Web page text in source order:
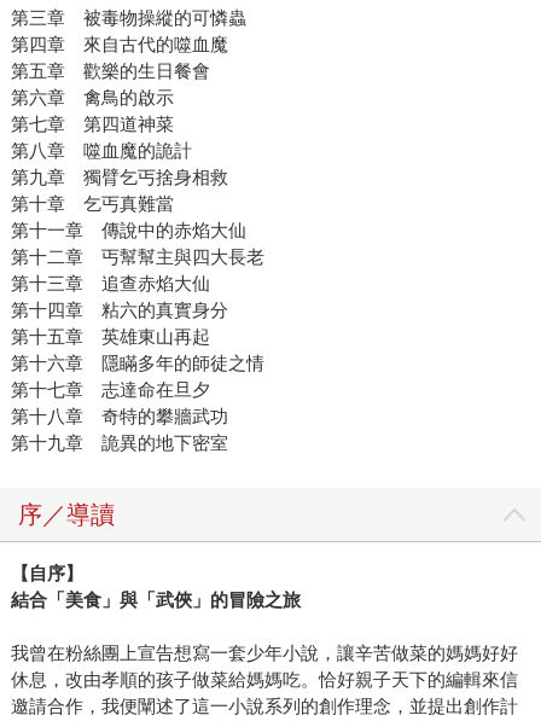
第三章 被毒物操縱的可憐蟲
第四章 來自古代的噬血魔
第五章 歡樂的生日餐會
第六章 禽鳥的啟示
第七章 第四道神菜
第八章 噬血魔的詭計
第九章 獨臂乞丐捨身相救
第十章 乞丐真難當
第十一章 傳說中的赤焰大仙
第十二章 丐幫幫主與四大長老
第十三章 追查赤焰大仙
第十四章 粘六的真實身分
第十五章 英雄東山再起
第十六章 隱瞞多年的師徒之情
第十七章 志達命在旦夕
第十八章 奇特的攀牆武功
第十九章 詭異的地下密室
序／導讀
【自序】
結合「美食」與「武俠」的冒險之旅
我曾在粉絲團上宣告想寫一套少年小說，讓辛苦做菜的媽媽好好
休息，改由孝順的孩子做菜給媽媽吃。恰好親子天下的編輯來信
邀請合作，我便闡述了這一小說系列的創作理念，並提出創作計